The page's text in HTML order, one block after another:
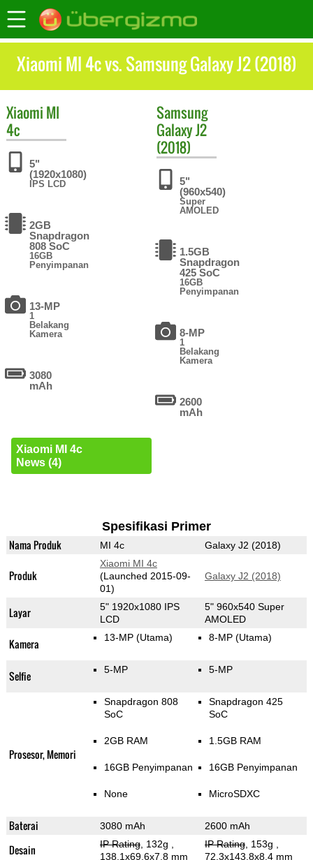
Xiaomi MI 4c vs. Samsung Galaxy J2 (2018)
Xiaomi MI
4c
5"
(1920x1080)
IPS LCD
2GB
Snapdragon
808 SoC
16GB
Penyimpanan
13-MP
1
Belakang
Kamera
3080
mAh
Xiaomi MI 4c
News (4)
Samsung
Galaxy J2
(2018)
5"
(960x540)
Super
AMOLED
1.5GB
Snapdragon
425 SoC
16GB
Penyimpanan
8-MP
1
Belakang
Kamera
2600
mAh
Spesifikasi Primer
Nama Produk MI 4c Galaxy J2 (2018)
Produk
Xiaomi MI 4c
(Launched 2015-09-
01)
Galaxy J2 (2018)
Layar
5" 1920x1080 IPS
LCD
5" 960x540 Super
AMOLED
Kamera 13-MP (Utama) 8-MP (Utama)
Selfie 5-MP 5-MP
Prosesor, Memori
Snapdragon 808
SoC
2GB RAM
16GB Penyimpanan
None
Snapdragon 425
SoC
1.5GB RAM
16GB Penyimpanan
MicroSDXC
Baterai 3080 mAh 2600 mAh
Desain IP Rating, 132g
138.1x69.6x7.8 mm
IP Rating, 153g
72.3x143.8x8.4 mm